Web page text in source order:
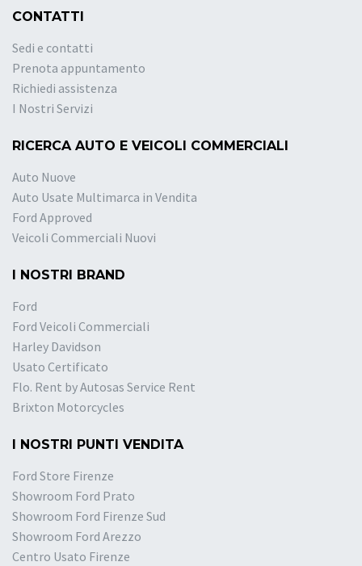
CONTATTI
Sedi e contatti
Prenota appuntamento
Richiedi assistenza
I Nostri Servizi
RICERCA AUTO E VEICOLI COMMERCIALI
Auto Nuove
Auto Usate Multimarca in Vendita
Ford Approved
Veicoli Commerciali Nuovi
I NOSTRI BRAND
Ford
Ford Veicoli Commerciali
Harley Davidson
Usato Certificato
Flo. Rent by Autosas Service Rent
Brixton Motorcycles
I NOSTRI PUNTI VENDITA
Ford Store Firenze
Showroom Ford Prato
Showroom Ford Firenze Sud
Showroom Ford Arezzo
Centro Usato Firenze